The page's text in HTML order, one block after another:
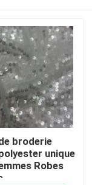
broderie
unique
Robes